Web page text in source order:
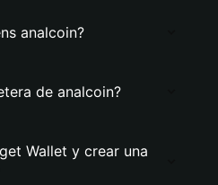
analcoin?
de analcoin?
Wallet y crear una